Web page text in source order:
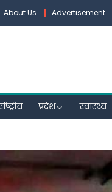
About Us Advertisement
प्रदेश स्वास्थ्य